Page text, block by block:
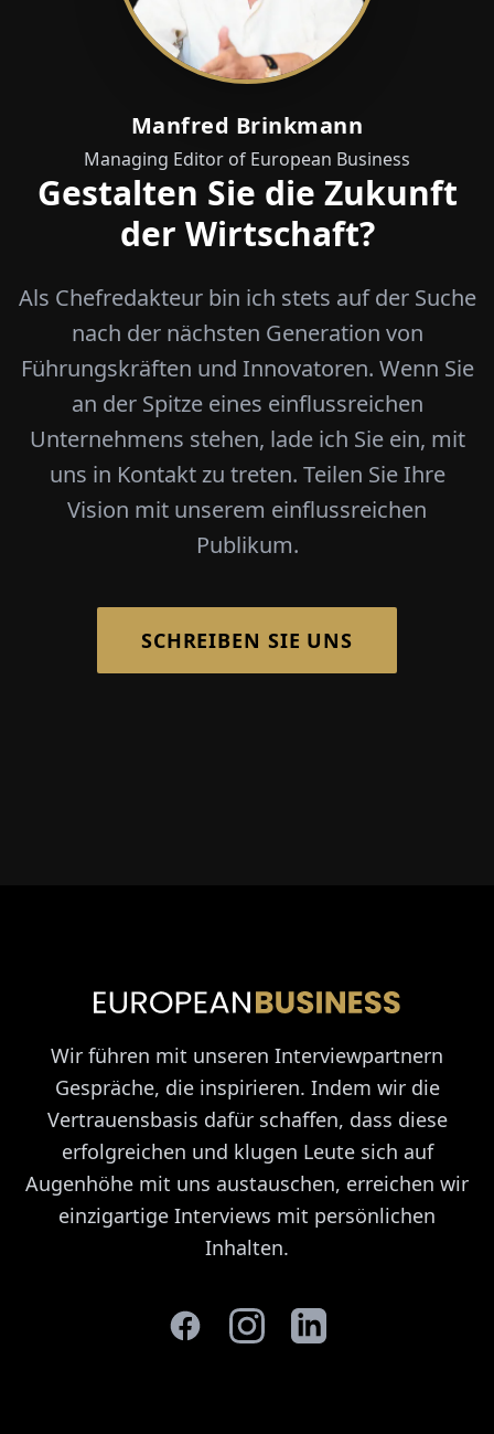
Manfred Brinkmann
Managing Editor of European Business
Gestalten Sie die Zukunft
der Wirtschaft?
Als Chefredakteur bin ich stets auf der Suche
nach der nächsten Generation von
Führungskräften und Innovatoren. Wenn Sie
an der Spitze eines einflussreichen
Unternehmens stehen, lade ich Sie ein, mit
uns in Kontakt zu treten. Teilen Sie Ihre
Vision mit unserem einflussreichen
Publikum.
SCHREIBEN SIE UNS
Wir führen mit unseren Interviewpartnern
Gespräche, die inspirieren. Indem wir die
Vertrauensbasis dafür schaffen, dass diese
erfolgreichen und klugen Leute sich auf
Augenhöhe mit uns austauschen, erreichen wir
einzigartige Interviews mit persönlichen
Inhalten.